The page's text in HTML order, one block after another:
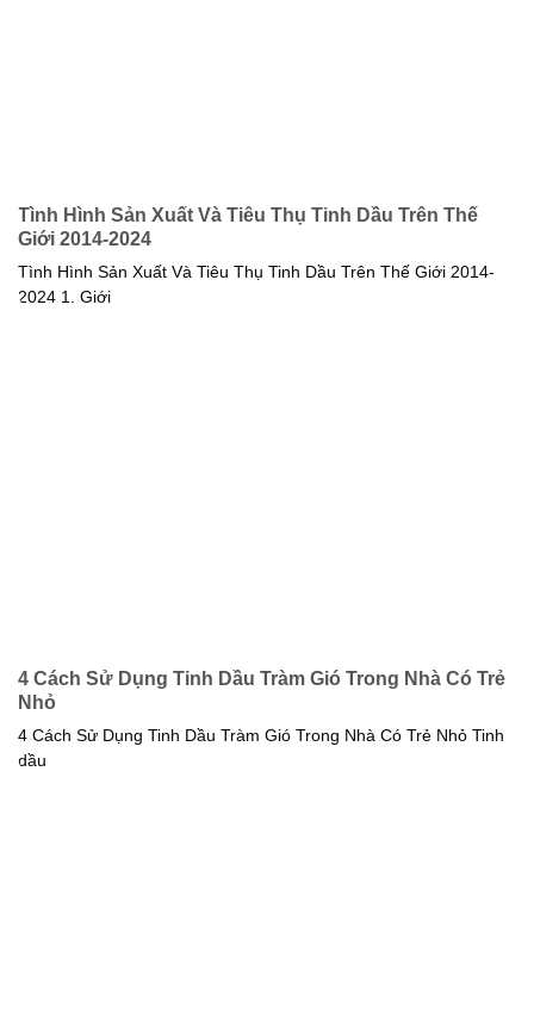
Tình Hình Sản Xuất Và Tiêu Thụ Tinh Dầu Trên Thế
Giới 2014-2024
Tình Hình Sản Xuất Và Tiêu Thụ Tinh Dầu Trên Thế Giới 2014-
2024 1. Giới
4 Cách Sử Dụng Tinh Dầu Tràm Gió Trong Nhà Có Trẻ
Nhỏ
4 Cách Sử Dụng Tinh Dầu Tràm Gió Trong Nhà Có Trẻ Nhỏ Tinh
dầu